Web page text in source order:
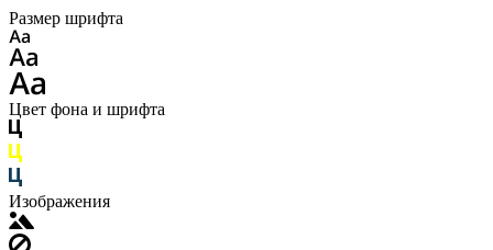
Размер шрифта
Цвет фона и шрифта
Изображения